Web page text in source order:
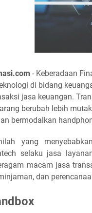
- Keberadaan
di bidang
jasa keuangan.
berubah lebih
bermodalkan
yang
selaku jasa
macam jasa
dan